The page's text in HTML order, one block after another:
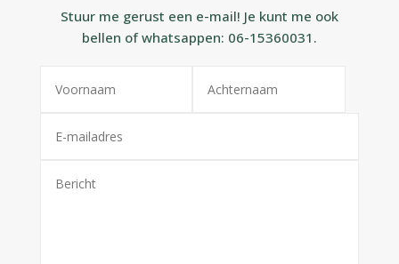
Stuur me gerust een e-mail! Je kunt me ook
bellen of whatsappen: 06-15360031.